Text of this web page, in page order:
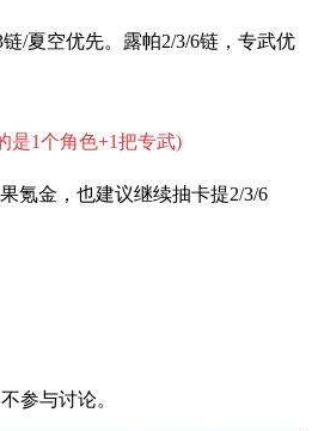
/夏空优先。露帕2/3/6链，专武优
是1个角色+1把专武)
氪金，也建议继续抽卡提2/3/6
参与讨论。